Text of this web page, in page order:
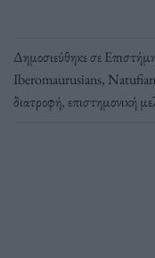
Δημοσιεύθηκε σεΕπιστήμη
Iberomaurusians,
διατροφή, επιστημονική